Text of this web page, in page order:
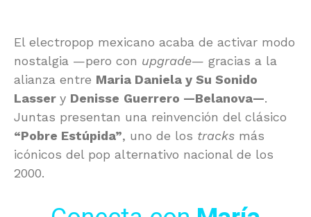
El electropop mexicano acaba de activar modo
nostalgia —pero con upgrade— gracias a la
alianza entre Maria Daniela y Su Sonido
Lasser y Denisse Guerrero —Belanova—.
Juntas presentan una reinvención del clásico
“Pobre Estúpida”, uno de los tracks más
icónicos del pop alternativo nacional de los
2000.